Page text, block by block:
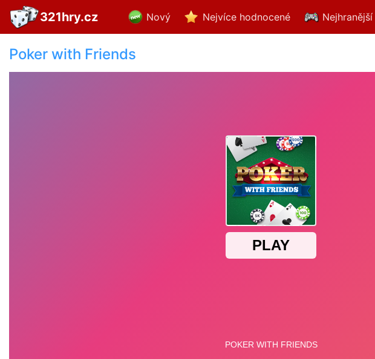
321hry.cz Nový Nejvíce hodnocené Nejhranější
Poker with Friends